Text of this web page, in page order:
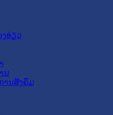
ງທ່ຽວ
ນ
ານສັງຄົມ